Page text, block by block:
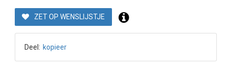
ZET OP WENSLIJSTJE
Deel: kopieer